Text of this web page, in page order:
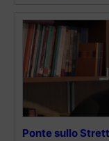
Ponte sullo